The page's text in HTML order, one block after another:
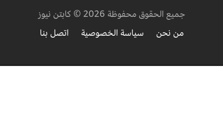
جميع الحقوق محفوظة 2026 © كابتن نيوز
من نحن
سياسة الخصوصية اتصل بنا